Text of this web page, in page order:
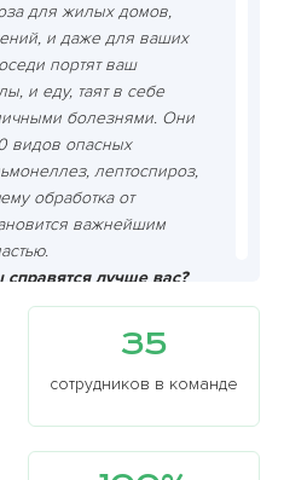
для жилых домов,
и даже для ваших
портят ваш
и еду, таят в себе
болезнями. Они
видов опасных
лептоспироз,
обработка от
важнейшим
лучше вас?
и самостоятельно
Мышеловки?
узнают ловушку и
для детей и домашних
35
сотрудников в команде